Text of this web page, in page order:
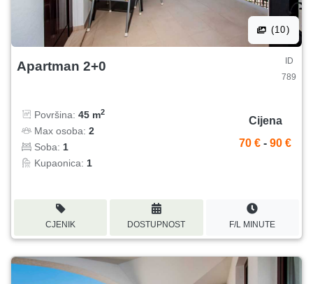
(10)
Apartman 2+0
ID
789
Površina: 45 m2
Max osoba: 2
Soba: 1
Kupaonica: 1
Cijena
70 € - 90 €
CJENIK DOSTUPNOST F/L MINUTE